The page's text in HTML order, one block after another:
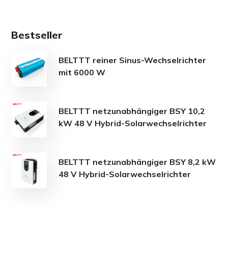
Bestseller
BELTTT reiner Sinus-Wechselrichter
mit 6000 W
BELTTT netzunabhängiger BSY 10,2
kW 48 V Hybrid-Solarwechselrichter
BELTTT netzunabhängiger BSY 8,2 kW
48 V Hybrid-Solarwechselrichter